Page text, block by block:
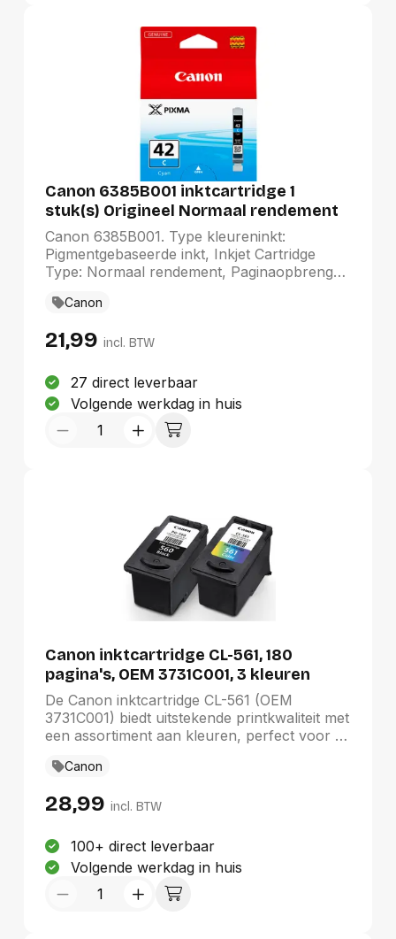
Canon 6385B001 inktcartridge 1
stuk(s) Origineel Normaal rendement
Foto cyaan
Canon 6385B001. Type kleureninkt:
Pigmentgebaseerde inkt, Inkjet Cartridge
Type: Normaal rendement, Paginaopbrengst
Foto cyaan, Aantal per verpakking: 1 stuk(s)
Canon
21,99 incl. BTW
27 direct leverbaar
Volgende werkdag in huis
Canon inktcartridge CL-561, 180
pagina's, OEM 3731C001, 3 kleuren
De Canon inktcartridge CL-561 (OEM
3731C001) biedt uitstekende printkwaliteit met
een assortiment aan kleuren, perfect voor al
tot 180 pagina's is deze originele cartridge
Gemaakt door het gerenommeerde merk
betrouwbare prestaties en levendige
afdrukken, waardoor documenten en
afbeeldingen tot leven komen. Geschikt voor
diverse PIXMA-modellen.
Canon
28,99 incl. BTW
100+ direct leverbaar
Volgende werkdag in huis